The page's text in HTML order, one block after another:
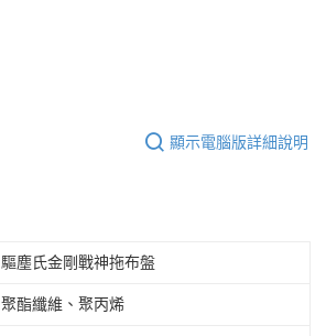
顯示電腦版詳細說明
驅塵氏金剛戰神拖布盤
聚酯纖維、聚丙烯